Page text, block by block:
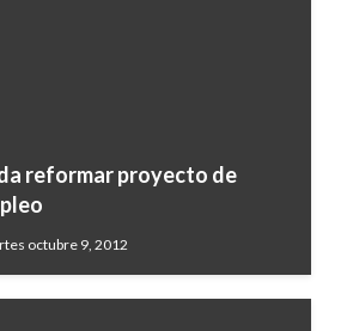
reformar proyecto de
octubre 9, 2012